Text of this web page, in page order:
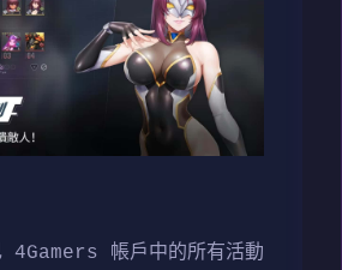
4Gamers 帳戶中的所有活動